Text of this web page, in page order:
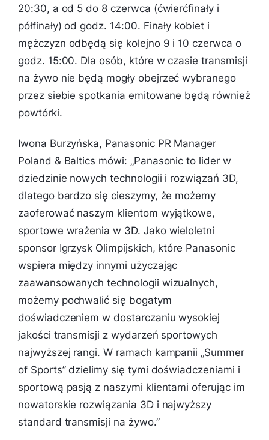
20:30, a od 5 do 8 czerwca (ćwierćfinały i
półfinały) od godz. 14:00. Finały kobiet i
mężczyzn odbędą się kolejno 9 i 10 czerwca o
godz. 15:00. Dla osób, które w czasie transmisji
na żywo nie będą mogły obejrzeć wybranego
przez siebie spotkania emitowane będą również
powtórki.
Iwona Burzyńska, Panasonic PR Manager
Poland & Baltics mówi: „Panasonic to lider w
dziedzinie nowych technologii i rozwiązań 3D,
dlatego bardzo się cieszymy, że możemy
zaoferować naszym klientom wyjątkowe,
sportowe wrażenia w 3D. Jako wieloletni
sponsor Igrzysk Olimpijskich, które Panasonic
wspiera między innymi użyczając
zaawansowanych technologii wizualnych,
możemy pochwalić się bogatym
doświadczeniem w dostarczaniu wysokiej
jakości transmisji z wydarzeń sportowych
najwyższej rangi. W ramach kampanii „Summer
of Sports” dzielimy się tymi doświadczeniami i
sportową pasją z naszymi klientami oferując im
nowatorskie rozwiązania 3D i najwyższy
standard transmisji na żywo.”